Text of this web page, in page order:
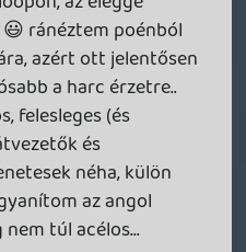
nekem a
néhány
az art
amúgy nagyon
Nem vagyok
(pl a
ordenáré